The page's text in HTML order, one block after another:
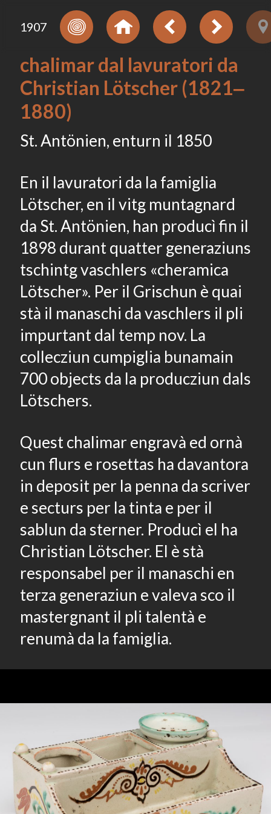
1907
chalimar dal lavuratori da
Christian Lötscher (1821‒
1880)
St. Antönien, enturn il 1850
En il lavuratori da la famiglia
Lötscher, en il vitg muntagnard
da St. Antönien, han producì fin il
1898 durant quatter generaziuns
tschintg vaschlers «cheramica
Lötscher». Per il Grischun è quai
stà il manaschi da vaschlers il pli
impurtant dal temp nov. La
collecziun cumpiglia bunamain
700 objects da la producziun dals
Lötschers.
Quest chalimar engravà ed ornà
cun flurs e rosettas ha davantora
in deposit per la penna da scriver
e secturs per la tinta e per il
sablun da sterner. Producì el ha
Christian Lötscher. El è stà
responsabel per il manaschi en
terza generaziun e valeva sco il
mastergnant il pli talentà e
renumà da la famiglia.